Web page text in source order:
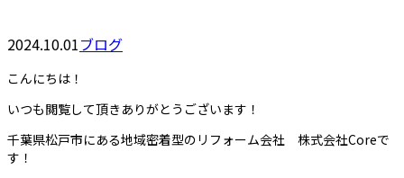
2024.10.01ブログ
こんにちは！
いつも閲覧して頂きありがとうございます！
千葉県松戸市にある地域密着型のリフォーム会社 株式会社Coreで
す！